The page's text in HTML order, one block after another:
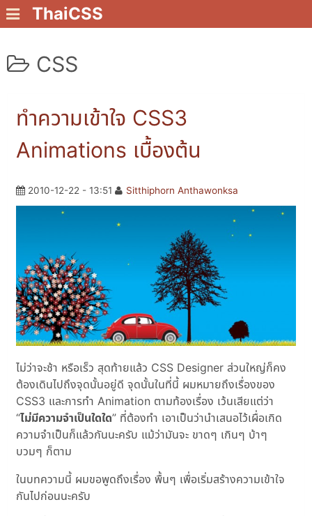
ThaiCSS
CSS
ทำความเข้าใจ CSS3
Animations เบื้องต้น
2010-12-22 - 13:51 Sitthiphorn Anthawonksa
ไม่ว่าจะช้า หรือเร็ว สุดท้ายแล้ว CSS Designer ส่วนใหญ่ก็คง
ต้องเดินไปถึงจุดนั้นอยู่ดี จุดนั้นในที่นี้ ผมหมายถึงเรื่องของ
CSS3 และการทำ Animation ตามท้องเรื่อง เว้นเสียแต่ว่า
“ไม่มีความจำเป็นใดใด” ที่ต้องทำ เอาเป็นว่านำเสนอไว้เผื่อเกิด
ความจำเป็นก็แล้วกันนะครับ แม้ว่ามันจะ ขาดๆ เกินๆ บ้าๆ
บวมๆ ก็ตาม
ในบทความนี้ ผมขอพูดถึงเรื่อง พื้นๆ เพื่อเริ่มสร้างความเข้าใจ
กันไปก่อนนะครับ